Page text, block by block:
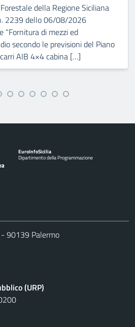
della Regione Siciliana
2239 dello 06/08/2026
“Fornitura di mezzi ed
secondo le previsioni del Piano
AIB 4×4 cabina […]
EuroInfoSicilia
Dipartimento della Programmazione
- 90139 Palermo
(URP)